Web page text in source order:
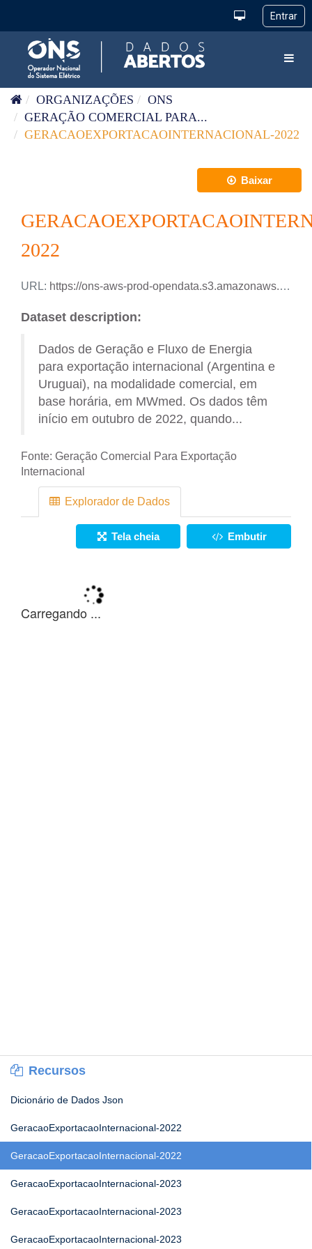
ORGANIZAÇÕES
ONS
GERAÇÃO COMERCIAL PARA...
GERACAOEXPORTACAOINTERNACIONAL-2022
Baixar
2022
URL: https://ons-aws-prod-opendata.s3.amazonaws.com/dataset/geracao_exportacao_internacional_ho/GERACAO_EXPORTACAO_INTERNACIONAL_2022.xlsx
Dataset description:
Dados de Geração e Fluxo de Energia
para exportação internacional (Argentina e
Uruguai), na modalidade comercial, em
base horária, em MWmed. Os dados têm
início em outubro de 2022, quando...
Fonte: Geração Comercial Para Exportação
Internacional
Explorador de Dados
Tela cheia Embutir
Recursos
Dicionário de Dados Json
GeracaoExportacaoInternacional-2022
GeracaoExportacaoInternacional-2022
GeracaoExportacaoInternacional-2023
GeracaoExportacaoInternacional-2023
GeracaoExportacaoInternacional-2023